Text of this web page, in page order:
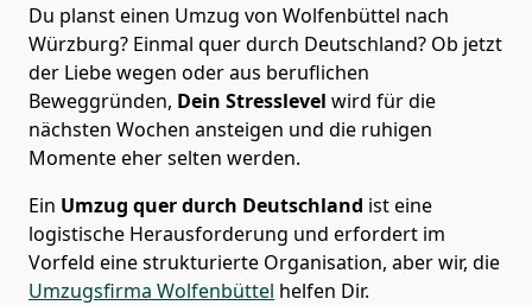
Du planst einen Umzug von Wolfenbüttel nach
Würzburg? Einmal quer durch Deutschland? Ob jetzt
der Liebe wegen oder aus beruflichen
Beweggründen, Dein Stresslevel wird für die
nächsten Wochen ansteigen und die ruhigen
Momente eher selten werden.
Ein Umzug quer durch Deutschland ist eine
logistische Herausforderung und erfordert im
Vorfeld eine strukturierte Organisation, aber wir, die
Umzugsfirma Wolfenbüttel helfen Dir.